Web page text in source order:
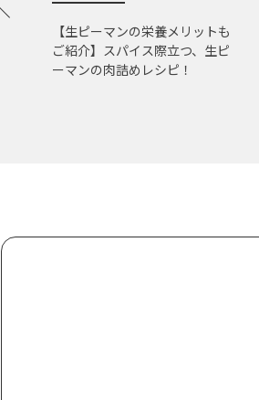
【生ピーマンの栄養メリットも
ご紹介】スパイス際立つ、生ピ
ーマンの肉詰めレシピ！